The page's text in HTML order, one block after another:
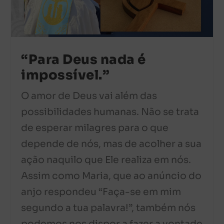
“Para Deus nada é
impossível.”
O amor de Deus vai além das
possibilidades humanas. Não se trata
de esperar milagres para o que
depende de nós, mas de acolher a sua
ação naquilo que Ele realiza em nós.
Assim como Maria, que ao anúncio do
anjo respondeu “Faça-se em mim
segundo a tua palavra!”, também nós